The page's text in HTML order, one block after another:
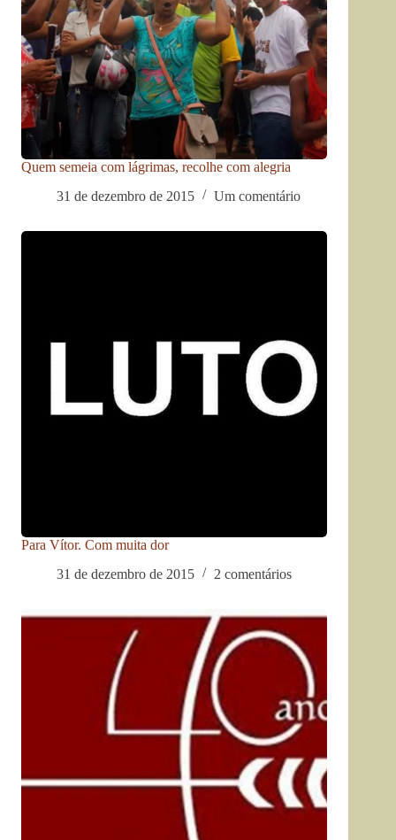
Quem semeia com lágrimas, recolhe com alegria
31 de dezembro de 2015
Um comentário
Para Vítor. Com muita dor
31 de dezembro de 2015
2 comentários